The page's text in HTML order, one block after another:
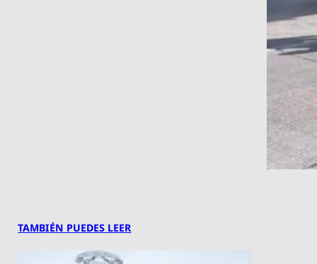
TAMBIÉN PUEDES LEER